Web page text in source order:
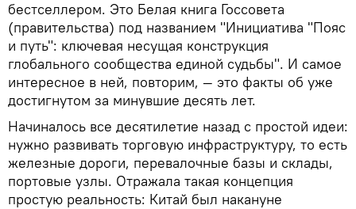
бестселлером. Это Белая книга Госсовета
(правительства) под названием "Инициатива "Пояс
и путь": ключевая несущая конструкция
глобального сообщества единой судьбы". И самое
интересное в ней, повторим, — это факты об уже
достигнутом за минувшие десять лет.
Начиналось все десятилетие назад с простой идеи:
нужно развивать торговую инфраструктуру, то есть
железные дороги, перевалочные базы и склады,
портовые узлы. Отражала такая концепция
простую реальность: Китай был накануне